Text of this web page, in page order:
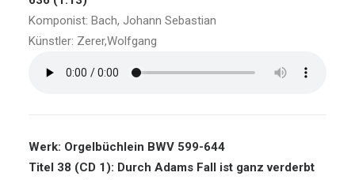
Komponist: Bach, Johann Sebastian
Künstler: Zerer,Wolfgang
Werk: Orgelbüchlein BWV 599-644
Titel 38 (CD 1): Durch Adams Fall ist ganz verderbt